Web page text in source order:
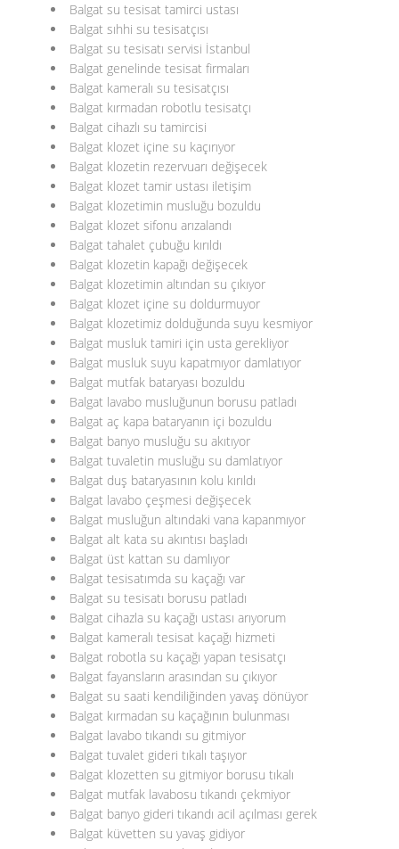
Balgat su tesisat tamirci ustası
Balgat sıhhi su tesisatçısı
Balgat su tesisatı servisi İstanbul
Balgat genelinde tesisat firmaları
Balgat kameralı su tesisatçısı
Balgat kırmadan robotlu tesisatçı
Balgat cihazlı su tamircisi
Balgat klozet içine su kaçırıyor
Balgat klozetin rezervuarı değişecek
Balgat klozet tamir ustası iletişim
Balgat klozetimin musluğu bozuldu
Balgat klozet sifonu arızalandı
Balgat tahalet çubuğu kırıldı
Balgat klozetin kapağı değişecek
Balgat klozetimin altından su çıkıyor
Balgat klozet içine su doldurmuyor
Balgat klozetimiz dolduğunda suyu kesmiyor
Balgat musluk tamiri için usta gerekliyor
Balgat musluk suyu kapatmıyor damlatıyor
Balgat mutfak bataryası bozuldu
Balgat lavabo musluğunun borusu patladı
Balgat aç kapa bataryanın içi bozuldu
Balgat banyo musluğu su akıtıyor
Balgat tuvaletin musluğu su damlatıyor
Balgat duş bataryasının kolu kırıldı
Balgat lavabo çeşmesi değişecek
Balgat musluğun altındaki vana kapanmıyor
Balgat alt kata su akıntısı başladı
Balgat üst kattan su damlıyor
Balgat tesisatımda su kaçağı var
Balgat su tesisatı borusu patladı
Balgat cihazla su kaçağı ustası arıyorum
Balgat kameralı tesisat kaçağı hizmeti
Balgat robotla su kaçağı yapan tesisatçı
Balgat fayansların arasından su çıkıyor
Balgat su saati kendiliğinden yavaş dönüyor
Balgat kırmadan su kaçağının bulunması
Balgat lavabo tıkandı su gitmiyor
Balgat tuvalet gideri tıkalı taşıyor
Balgat klozetten su gitmiyor borusu tıkalı
Balgat mutfak lavabosu tıkandı çekmiyor
Balgat banyo gideri tıkandı acil açılması gerek
Balgat küvetten su yavaş gidiyor